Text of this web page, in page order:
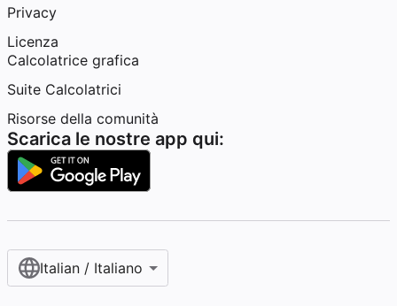
Privacy
Licenza
Calcolatrice grafica
Suite Calcolatrici
Risorse della comunità
Scarica le nostre app qui:
Italian / Italiano‎